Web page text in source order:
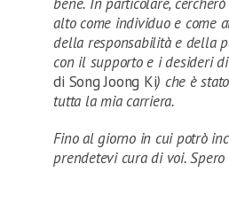
alto come individuo e come
della responsabilità e della
con il supporto e i desideri
di Song Joong Ki) che è
tutta la mia carriera.
Fino al giorno in cui potrò
prendetevi cura di voi. Spero